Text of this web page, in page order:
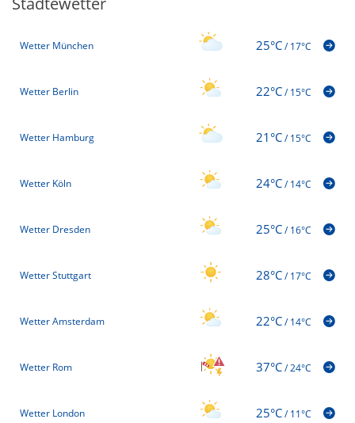
Wetter München 25°C/17°C
Wetter Berlin 22°C/15°C
Wetter Hamburg 21°C/15°C
Wetter Köln 24°C/14°C
Wetter Dresden 25°C/16°C
Wetter Stuttgart 28°C/17°C
Wetter Amsterdam 22°C/14°C
Wetter Rom 37°C/24°C
Wetter London 25°C/11°C